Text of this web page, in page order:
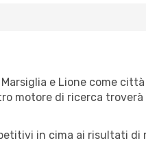
e Lione come
motore di ricerca
in cima ai risultati di